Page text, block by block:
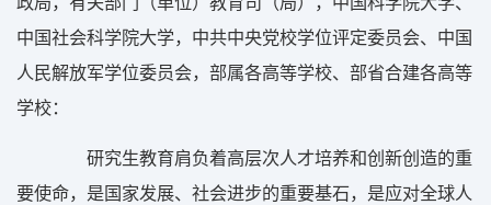
中国社会科学院大学，中共中央党校学位评定委员会、中国
人民解放军学位委员会，部属各高等学校、部省合建各高等
学校：
研究生教育肩负着高层次人才培养和创新创造的重
要使命，是国家发展、社会进步的重要基石，是应对全球人